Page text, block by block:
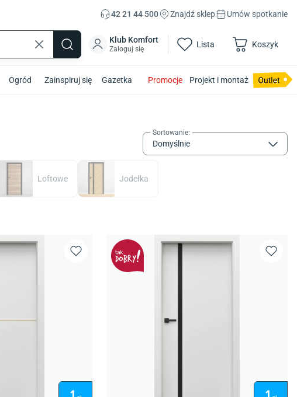
42 21 44 500 Znajdź sklep Umów spotkanie
Klub Komfort
Zaloguj się Lista Koszyk
Ogród Zainspiruj się Gazetka Promocje Projekt i montaż
Sortowanie:
Domyślnie
Loftowe Jodełka